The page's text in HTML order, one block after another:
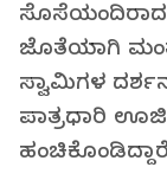
ಸೊಸೆಯಂದಿರಾದ
ಜೊತೆಯಾಗಿ
ಸ್ವಾಮಿಗಳ
ಪಾತ್ರಧಾರಿ